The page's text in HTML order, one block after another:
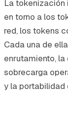
La
en torno a los
red, los tokens
Cada una de
enrutamiento,
sobrecarga
y la portabilidad